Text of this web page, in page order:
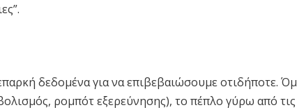
δεδομένα για να επιβεβαιώσουμε οτιδήποτε.
ρομπότ εξερεύνησης), το πέπλο γύρω από